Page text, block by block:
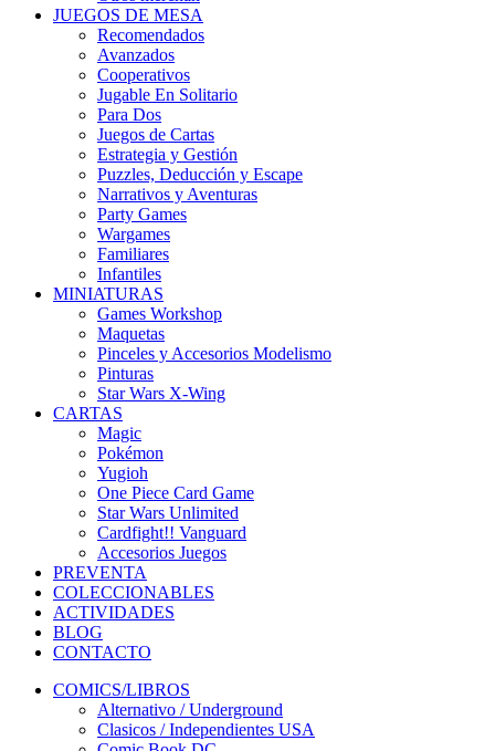
JUEGOS DE MESA
Recomendados
Avanzados
Cooperativos
Jugable En Solitario
Para Dos
Juegos de Cartas
Estrategia y Gestión
Puzzles, Deducción y Escape
Narrativos y Aventuras
Party Games
Wargames
Familiares
Infantiles
MINIATURAS
Games Workshop
Maquetas
Pinceles y Accesorios Modelismo
Pinturas
Star Wars X-Wing
CARTAS
Magic
Pokémon
Yugioh
One Piece Card Game
Star Wars Unlimited
Cardfight!! Vanguard
Accesorios Juegos
PREVENTA
COLECCIONABLES
ACTIVIDADES
BLOG
CONTACTO
COMICS/LIBROS
Alternativo / Underground
Clasicos / Independientes USA